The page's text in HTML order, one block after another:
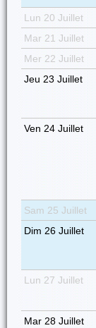
Lun 20 Juillet
Mar 21 Juillet
Mer 22 Juillet
Jeu 23 Juillet
Ven 24 Juillet
Sam 25 Juillet
Dim 26 Juillet
Lun 27 Juillet
Mar 28 Juillet